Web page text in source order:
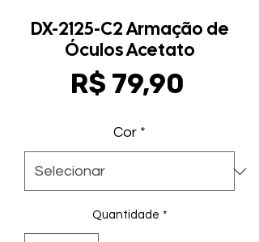
DX-2125-C2 Armação de
Óculos Acetato
R$ 79,90
Cor *
Quantidade *